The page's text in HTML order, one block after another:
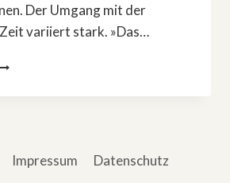
Der Umgang mit der
variiert stark. »Das…
Impressum
Datenschutz